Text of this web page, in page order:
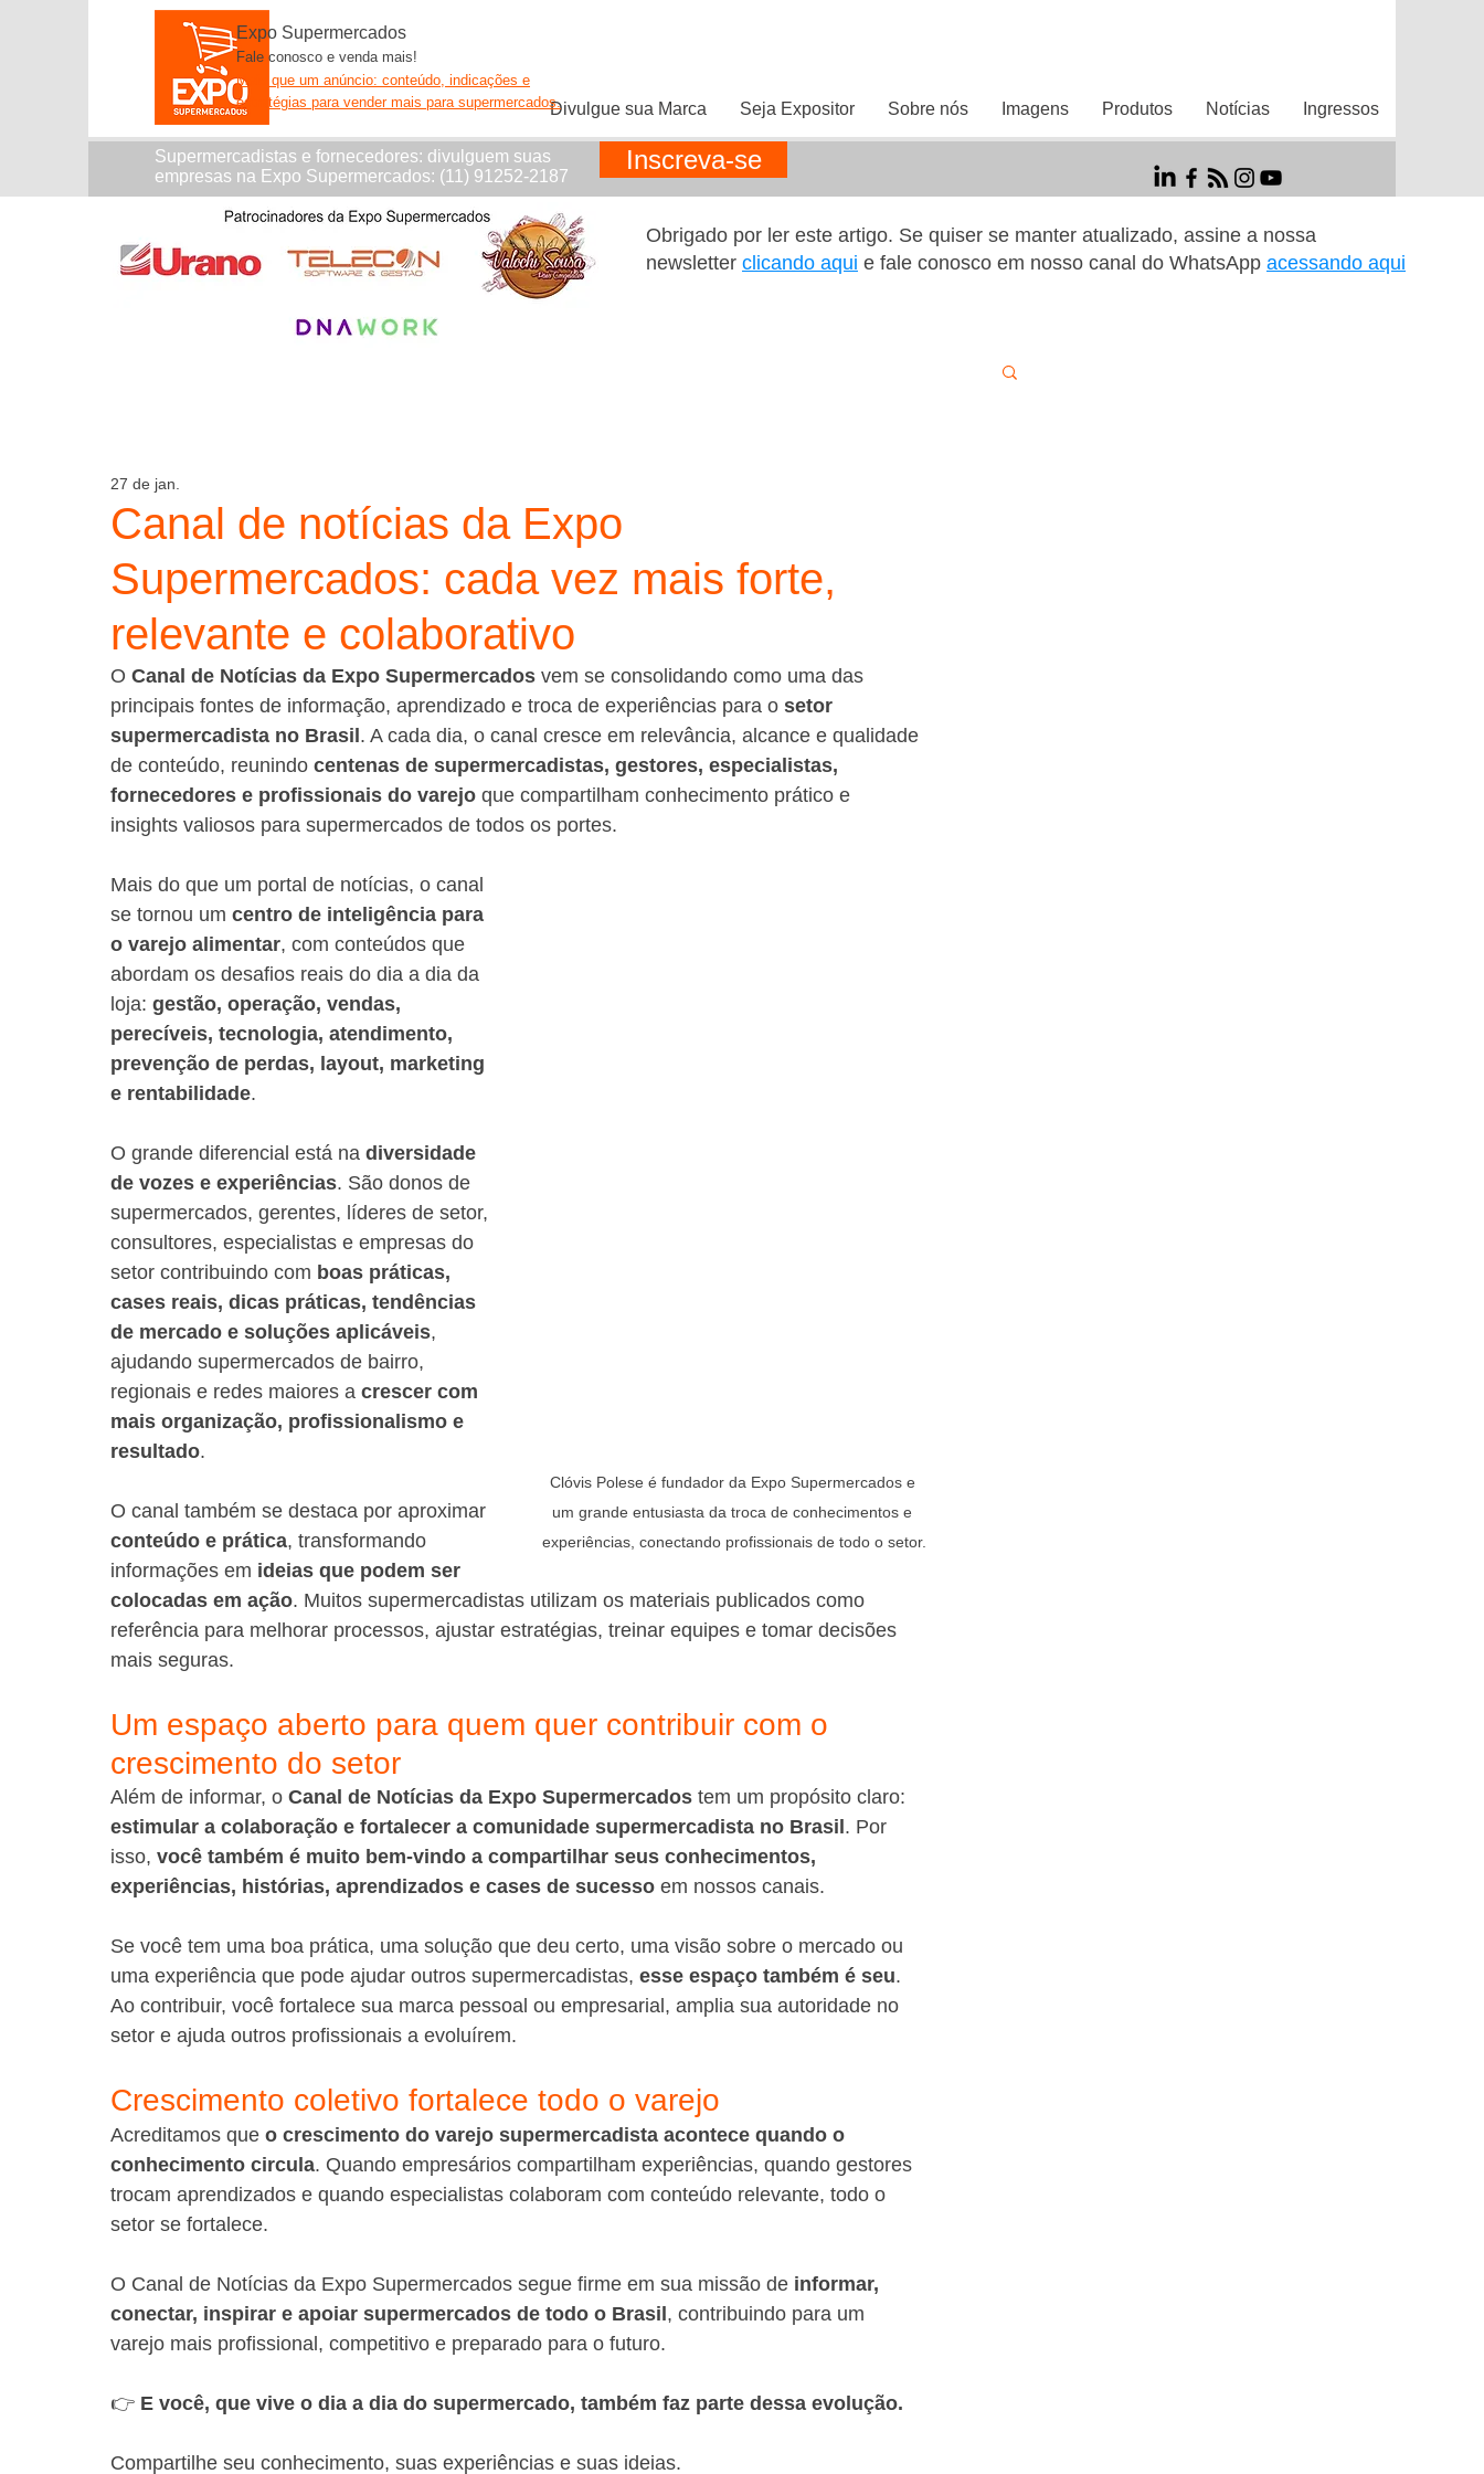
Divulgue sua Marca Seja Expositor Sobre nós Imagens Produtos Notícias Ingressos
Expo Supermercados
Fale conosco e venda mais!
Mais que um anúncio: conteúdo, indicações e
estratégias para vender mais para supermercados.
Supermercadistas e fornecedores: divulguem suas
empresas na Expo Supermercados: (11) 91252-2187
Inscreva-se
Obrigado por ler este artigo. Se quiser se manter atualizado, assine a nossa
newsletter clicando aqui e fale conosco em nosso canal do WhatsApp acessando aqui
Canal de notícias da Expo
Supermercados: cada vez mais forte,
relevante e colaborativo
27 de jan.
O Canal de Notícias da Expo Supermercados vem se consolidando como uma das
principais fontes de informação, aprendizado e troca de experiências para o setor
supermercadista no Brasil . A cada dia, o canal cresce em relevância, alcance e qualidade
de conteúdo, reunindo centenas de supermercadistas, gestores, especialistas,
fornecedores e profissionais do varejo que compartilham conhecimento prático e
insights valiosos para supermercados de todos os portes.
Clóvis Polese é fundador da Expo Supermercados e
um grande entusiasta da troca de conhecimentos e
experiências, conectando profissionais de todo o setor.
Mais do que um portal de notícias, o canal
se tornou um centro de inteligência para
o varejo alimentar, com conteúdos que
abordam os desafios reais do dia a dia da
loja: gestão, operação, vendas,
perecíveis, tecnologia, atendimento,
prevenção de perdas, layout, marketing
e rentabilidade.
O grande diferencial está na diversidade
de vozes e experiências. São donos de
supermercados, gerentes, líderes de setor,
consultores, especialistas e empresas do
setor contribuindo com boas práticas,
cases reais, dicas práticas, tendências
de mercado e soluções aplicáveis,
ajudando supermercados de bairro,
regionais e redes maiores a crescer com
mais organização, profissionalismo e
resultado.
O canal também se destaca por aproximar
conteúdo e prática, transformando
informações em ideias que podem ser
colocadas em ação. Muitos supermercadistas utilizam os materiais publicados como
referência para melhorar processos, ajustar estratégias, treinar equipes e tomar decisões
mais seguras.
Um espaço aberto para quem quer contribuir com o
crescimento do setor
Além de informar, o Canal de Notícias da Expo Supermercados tem um propósito claro:
estimular a colaboração e fortalecer a comunidade supermercadista no Brasil . Por
isso, você também é muito bem-vindo a compartilhar seus conhecimentos,
experiências, histórias, aprendizados e cases de sucesso em nossos canais.
Se você tem uma boa prática, uma solução que deu certo, uma visão sobre o mercado ou
uma experiência que pode ajudar outros supermercadistas, esse espaço também é seu.
Ao contribuir, você fortalece sua marca pessoal ou empresarial, amplia sua autoridade no
setor e ajuda outros profissionais a evoluírem.
Crescimento coletivo fortalece todo o varejo
Acreditamos que o crescimento do varejo supermercadista acontece quando o
conhecimento circula. Quando empresários compartilham experiências, quando gestores
trocam aprendizados e quando especialistas colaboram com conteúdo relevante, todo o
setor se fortalece.
O Canal de Notícias da Expo Supermercados segue firme em sua missão de informar,
conectar, inspirar e apoiar supermercados de todo o Brasil , contribuindo para um
varejo mais profissional, competitivo e preparado para o futuro.
👉 E você, que vive o dia a dia do supermercado, também faz parte dessa evolução.
Compartilhe seu conhecimento, suas experiências e suas ideias.